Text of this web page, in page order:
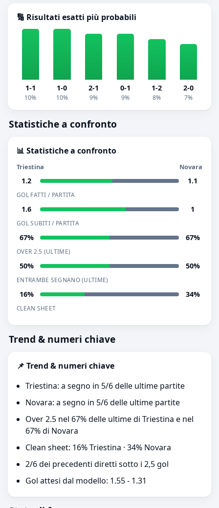
🔢 Risultati esatti più probabili
1-1
10%
1-0
10%
2-1
9%
0-1
9%
1-2
8%
2-0
7%
Statistiche a confronto
📊 Statistiche a confronto
Triestina Novara
1.2 1.1
GOL FATTI / PARTITA
1.6 1
GOL SUBITI / PARTITA
67% 67%
OVER 2.5 (ULTIME)
50% 50%
ENTRAMBE SEGNANO (ULTIME)
16% 34%
CLEAN SHEET
Trend & numeri chiave
📌 Trend & numeri chiave
Triestina: a segno in 5/6 delle ultime partite
Novara: a segno in 5/6 delle ultime partite
Over 2.5 nel 67% delle ultime di Triestina e nel
67% di Novara
Clean sheet: 16% Triestina · 34% Novara
2/6 dei precedenti diretti sotto i 2,5 gol
Gol attesi dal modello: 1.55 - 1.31